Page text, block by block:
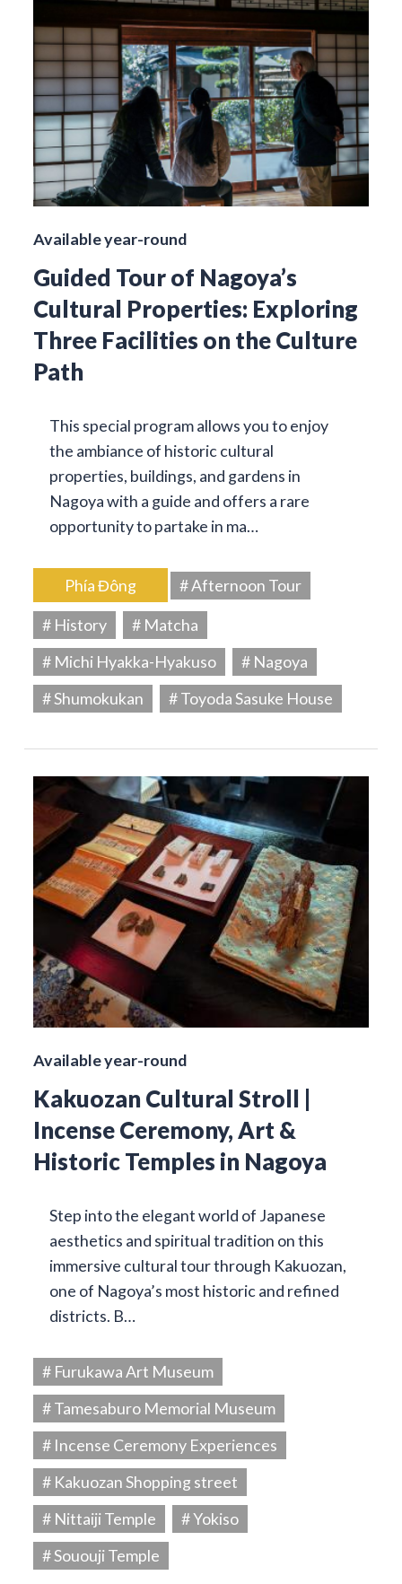
Available year-round
Guided Tour of Nagoya’s
Cultural Properties: Exploring
Three Facilities on the Culture
Path
This special program allows you to enjoy
the ambiance of historic cultural
properties, buildings, and gardens in
Nagoya with a guide and offers a rare
opportunity to partake in ma…
Phía Đông
# Afternoon Tour
# History
# Matcha
# Michi Hyakka-Hyakuso
# Nagoya
# Shumokukan
# Toyoda Sasuke House
Available year-round
Kakuozan Cultural Stroll |
Incense Ceremony, Art &
Historic Temples in Nagoya
Step into the elegant world of Japanese
aesthetics and spiritual tradition on this
immersive cultural tour through Kakuozan,
one of Nagoya’s most historic and refined
districts. B…
# Furukawa Art Museum
# Tamesaburo Memorial Museum
# Incense Ceremony Experiences
# Kakuozan Shopping street
# Nittaiji Temple
# Yokiso
# Sououji Temple